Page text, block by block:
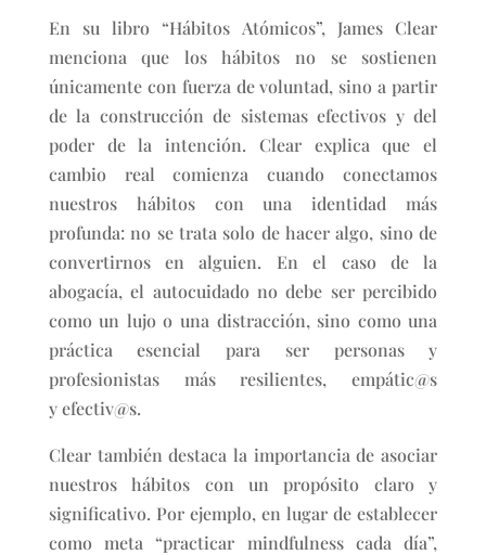
En su libro “Hábitos Atómicos”, James Clear
menciona que los hábitos no se sostienen
únicamente con fuerza de voluntad, sino a partir
de la construcción de sistemas efectivos y del
poder de la intención. Clear explica que el
cambio real comienza cuando conectamos
nuestros hábitos con una identidad más
profunda: no se trata solo de hacer algo, sino de
convertirnos en alguien. En el caso de la
abogacía, el autocuidado no debe ser percibido
como un lujo o una distracción, sino como una
práctica esencial para ser personas y
profesionistas más resilientes, empátic@s
y efectiv@s.
Clear también destaca la importancia de asociar
nuestros hábitos con un propósito claro y
significativo. Por ejemplo, en lugar de establecer
como meta “practicar mindfulness cada día”,